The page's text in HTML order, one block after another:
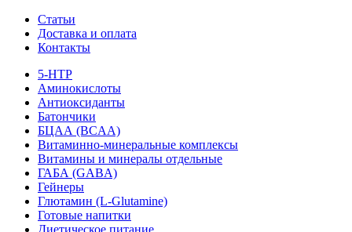
Статьи
Доставка и оплата
Контакты
5-HTP
Аминокислоты
Антиоксиданты
Батончики
БЦАА (BCAA)
Витаминно-минеральные комплексы
Витамины и минералы отдельные
ГАБА (GABA)
Гейнеры
Глютамин (L-Glutamine)
Готовые напитки
Диетическое питание